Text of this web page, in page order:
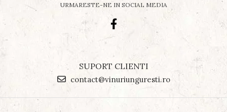
URMARESTE-NE IN SOCIAL MEDIA
SUPORT CLIENTI
contact@vinuriunguresti.ro